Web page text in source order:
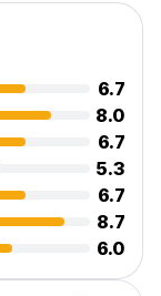
6.7
8.0
6.7
5.3
6.7
8.7
6.0